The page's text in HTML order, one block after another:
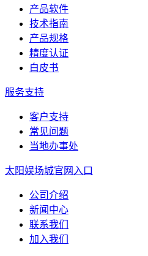
产品软件
技术指南
产品规格
精度认证
白皮书
服务支持
客户支持
常见问题
当地办事处
太阳娱场城官网入口
公司介绍
新闻中心
联系我们
加入我们